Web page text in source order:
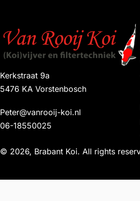
Kerkstraat 9a
5476 KA Vorstenbosch
Peter@vanrooij-koi.nl
06-18550025
© 2026, Brabant Koi. All rights